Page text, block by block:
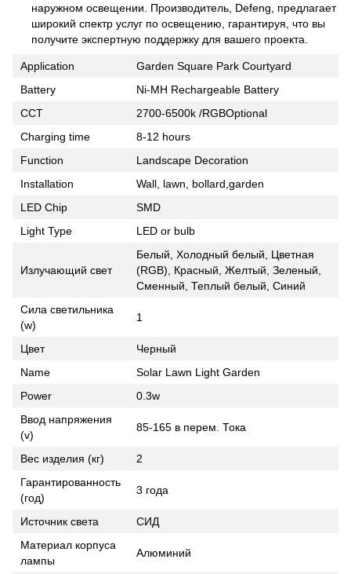
наружном освещении. Производитель, Defeng, предлагает
широкий спектр услуг по освещению, гарантируя, что вы
получите экспертную поддержку для вашего проекта.
Application
Garden Square Park Courtyard
Battery
Ni-MH Rechargeable Battery
CCT
2700-6500k /RGBOptional
Charging time
8-12 hours
Function
Landscape Decoration
Installation
Wall, lawn, bollard,garden
LED Chip
SMD
Light Type
LED or bulb
Излучающий свет
Белый, Холодный белый, Цветная
(RGB), Красный, Желтый, Зеленый,
Сменный, Теплый белый, Синий
Сила светильника
(w)
1
Цвет
Черный
Name
Solar Lawn Light Garden
Power
0.3w
Ввод напряжения
(v)
85-165 в перем. Тока
Вес изделия (кг)
2
Гарантированность
(год)
3 года
Источник света
СИД
Материал корпуса
лампы
Алюминий